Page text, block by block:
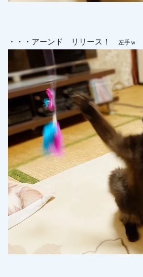
・・・アーンド リリース！左手ｗ